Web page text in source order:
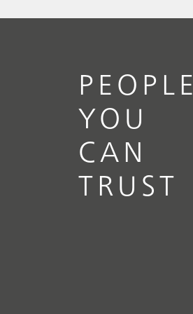
PEOPLE
YOU
CAN
TRUST